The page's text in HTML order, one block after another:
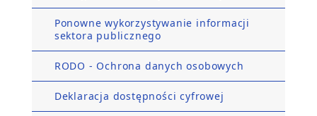
Ponowne wykorzystywanie informacji
sektora publicznego
RODO - Ochrona danych osobowych
Deklaracja dostępności cyfrowej